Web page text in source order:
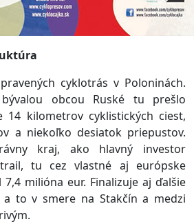
cyklotrás v Poloninách.
obcou Ruské tu prešlo
14 kilometrov cyklistických ciest,
a niekoľko desiatok priepustov.
kraj, ako hlavný investor
tu cez vlastné aj európske
milióna eur. Finalizuje aj ďalšie
to v smere na Stakčín a medzi